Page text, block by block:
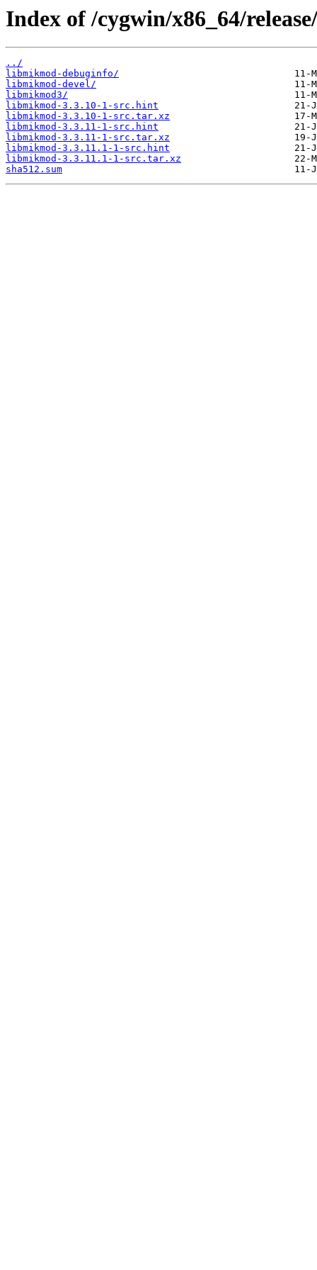
Index of /cygwin/x86_64/
../
libmikmod-debuginfo/
libmikmod-devel/
libmikmod3/
libmikmod-3.3.10-1-src.hint
libmikmod-3.3.10-1-src.tar.xz
libmikmod-3.3.11-1-src.hint
libmikmod-3.3.11-1-src.tar.xz
libmikmod-3.3.11.1-1-src.hint
libmikmod-3.3.11.1-1-src.tar.xz
sha512.sum